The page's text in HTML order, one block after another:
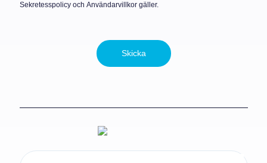
Sekretesspolicyoch Användarvillkorgäller.
Skicka